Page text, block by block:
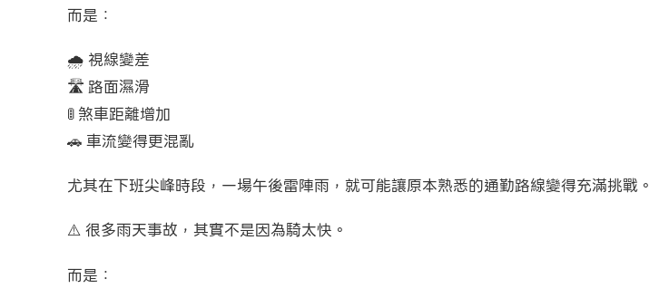
而是：
🌧️ 視線變差
🛣️ 路面濕滑
🚦 煞車距離增加
🚗 車流變得更混亂
尤其在下班尖峰時段，一場午後雷陣雨，就可能讓原本熟悉的通勤路線變得充滿挑戰。
⚠️ 很多雨天事故，其實不是因為騎太快。
而是：